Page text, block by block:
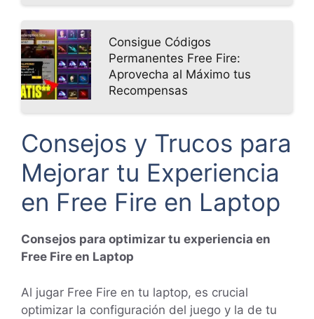
Consigue Códigos
Permanentes Free Fire:
Aprovecha al Máximo tus
Recompensas
Consejos y Trucos para
Mejorar tu Experiencia
en Free Fire en Laptop
Consejos para optimizar tu experiencia en
Free Fire en Laptop
Al jugar Free Fire en tu laptop, es crucial
optimizar la configuración del juego y la de tu